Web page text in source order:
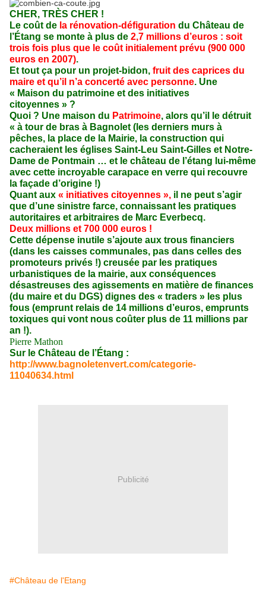
CHER, TRÈS CHER !
Le coût de la rénovation-défiguration du Château de
l’Étang se monte à plus de 2,7 millions d’euros : soit
trois fois plus que le coût initialement prévu (900 000
euros en 2007).
Et tout ça pour un projet-bidon, fruit des caprices du
maire et qu’il n’a concerté avec personne. Une
« Maison du patrimoine et des initiatives
citoyennes » ?
Quoi ? Une maison du Patrimoine, alors qu’il le détruit
« à tour de bras à Bagnolet (les derniers murs à
pêches, la place de la Mairie, la construction qui
cacheraient les églises Saint-Leu Saint-Gilles et Notre-
Dame de Pontmain … et le château de l’étang lui-même
avec cette incroyable carapace en verre qui recouvre
la façade d’origine !)
Quant aux « initiatives citoyennes », il ne peut s’agir
que d’une sinistre farce, connaissant les pratiques
autoritaires et arbitraires de Marc Everbecq.
Deux millions et 700 000 euros !
Cette dépense inutile s’ajoute aux trous financiers
(dans les caisses communales, pas dans celles des
promoteurs privés !) creusée par les pratiques
urbanistiques de la mairie, aux conséquences
désastreuses des agissements en matière de finances
(du maire et du DGS) dignes des « traders » les plus
fous (emprunt relais de 14 millions d’euros, emprunts
toxiques qui vont nous coûter plus de 11 millions par
an !).
Pierre Mathon
Sur le Château de l’Étang :
http://www.bagnoletenvert.com/categorie-
11040634.html
Publicité
#Château de l'Etang